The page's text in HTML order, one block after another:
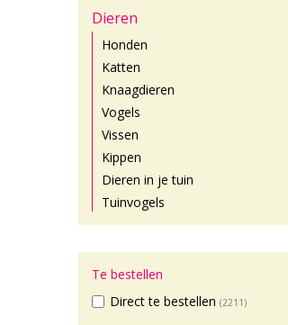
Dieren
Honden
Katten
Knaagdieren
Vogels
Vissen
Kippen
Dieren in je tuin
Tuinvogels
Te bestellen
Direct te bestellen (2211)